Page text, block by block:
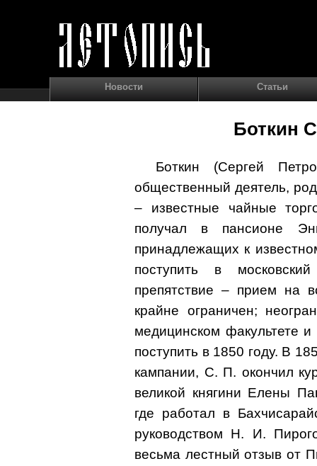
Новости Статьи
Боткин
Боткин (Сергей
общественный деятель,
– известные чайные
получал в пансионе
принадлежащих к
поступить в
препятствие – прием на
крайне ограничен;
медицинском факультете
поступить в 1850 году. В
кампании, С. П. окончил
великой княгини Елены
где работал в
руководством Н. И.
весьма лестный отзыв от